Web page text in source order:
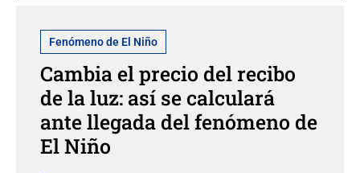
Fenómeno de El Niño
Cambia el precio del recibo
de la luz: así se calculará
ante llegada del fenómeno de
El Niño